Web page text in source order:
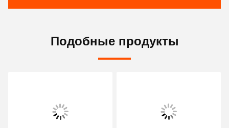
Подобные продукты